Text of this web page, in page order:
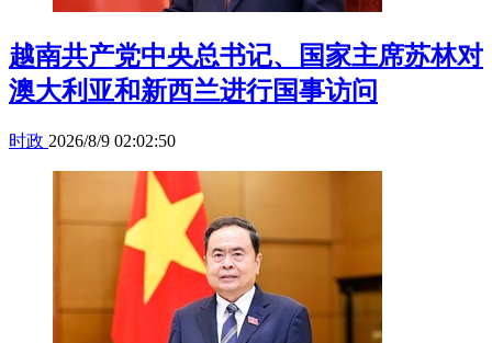
越南共产党中央总书记、国家主席苏林对
澳大利亚和新西兰进行国事访问
时政 2026/8/9 02:02:50